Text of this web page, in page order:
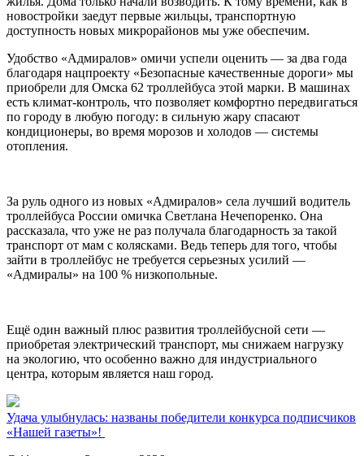
новостройки заедут первые жильцы, транспортную
доступность новых микрорайонов мы уже обеспечим.
Удобство «Адмиралов» омичи успели оценить — за два года
благодаря нацпроекту «Безопасные качественные дороги» мы
приобрели для Омска 62 троллейбуса этой марки. В машинах
есть климат-контроль, что позволяет комфортно передвигаться
по городу в любую погоду: в сильную жару спасают
кондиционеры, во время морозов и холодов — системы
отопления.
За руль одного из новых «Адмиралов» села лучший водитель
троллейбуса России омичка Светлана Нечепоренко. Она
рассказала, что уже не раз получала благодарность за такой
транспорт от мам с колясками. Ведь теперь для того, чтобы
зайти в троллейбус не требуется серьезных усилий —
«Адмиралы» на 100 % низкопольные.
Ещё один важный плюс развития троллейбусной сети —
приобретая электрический транспорт, мы снижаем нагрузку
на экологию, что особенно важно для индустриального
центра, которым является наш город.
Удача улыбнулась: названы победители конкурса подписчиков
«Нашей газеты»!